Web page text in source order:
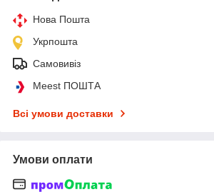
Нова Пошта
Укрпошта
Самовивіз
Meest ПОШТА
Всі умови доставки
Умови оплати